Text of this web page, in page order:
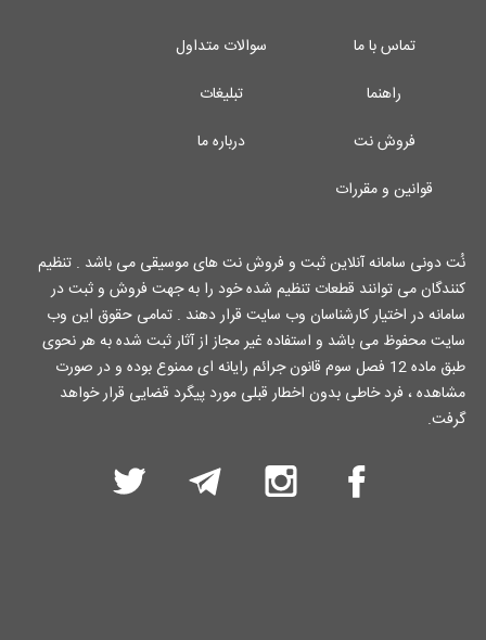
تماس با ما
سوالات متداول
راهنما
تبلیغات
فروش نت
درباره ما
قوانین و مقررات
نُت دونی سامانه آنلاین ثبت و فروش نت های موسیقی می باشد . تنظیم
کنندگان می توانند قطعات تنظیم شده خود را به جهت فروش و ثبت در
سامانه در اختیار کارشناسان وب سایت قرار دهند . تمامی حقوق این وب
سایت محفوظ می باشد و استفاده غیر مجاز از آثار ثبت شده به هر نحوی
طبق ماده 12 فصل سوم قانون جرائم رایانه ای ممنوع بوده و در صورت
مشاهده ، فرد خاطی بدون اخطار قبلی مورد پیگرد قضایی قرار خواهد
گرفت.